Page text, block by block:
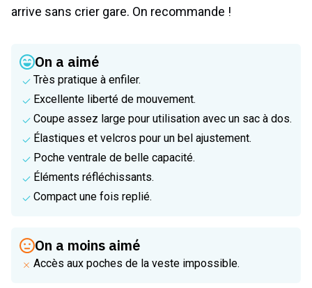
arrive sans crier gare. On recommande !
On a aimé
Très pratique à enfiler.
Excellente liberté de mouvement.
Coupe assez large pour utilisation avec un sac à dos.
Élastiques et velcros pour un bel ajustement.
Poche ventrale de belle capacité.
Éléments réfléchissants.
Compact une fois replié.
On a moins aimé
Accès aux poches de la veste impossible.